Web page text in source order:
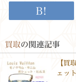
買取の関連記事
【買
ェッ